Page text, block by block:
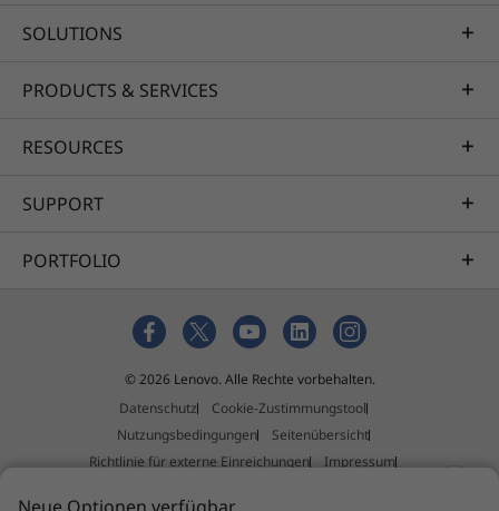
SOLUTIONS
PRODUCTS & SERVICES
RESOURCES
SUPPORT
PORTFOLIO
© 2026 Lenovo. Alle Rechte vorbehalten.
Datenschutz
Cookie-Zustimmungstool
Nutzungsbedingungen
Seitenübersicht
Richtlinie für externe Einreichungen
Impressum